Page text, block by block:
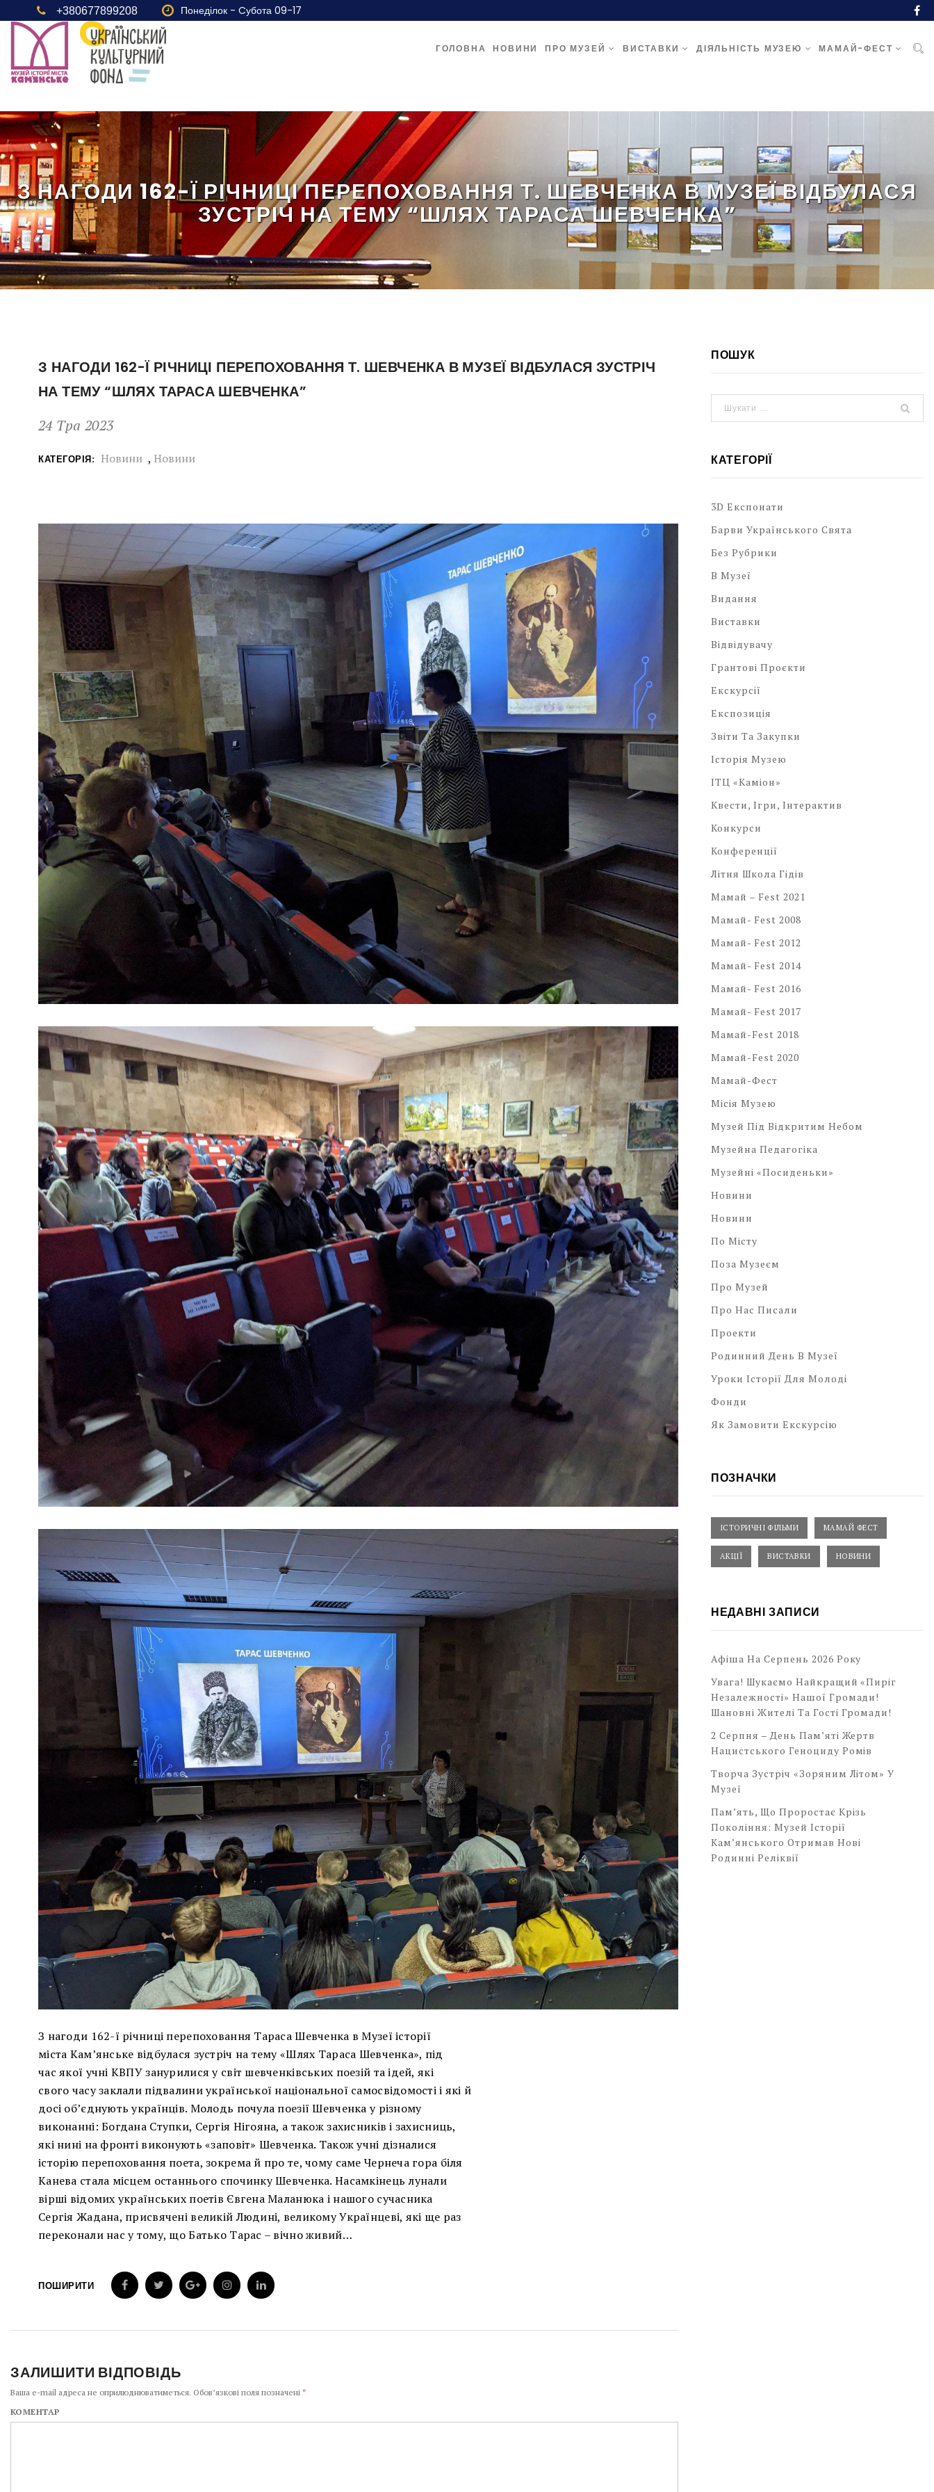
+380677899208 Понеділок - Cубота 09-17
ГОЛОВНА НОВИНИ ПРО МУЗЕЙ ВИСТАВКИ ДІЯЛЬНІСТЬ МУЗЕЮ МАМАЙ-ФЕСТ
З НАГОДИ 162-Ї РІЧНИЦІ ПЕРЕПОХОВАННЯ Т. ШЕВЧЕНКА В МУЗЕЇ ВІДБУЛАСЯ
ЗУСТРІЧ НА ТЕМУ “ШЛЯХ ТАРАСА ШЕВЧЕНКА”
З НАГОДИ 162-Ї РІЧНИЦІ ПЕРЕПОХОВАННЯ Т. ШЕВЧЕНКА В МУЗЕЇ ВІДБУЛАСЯ ЗУСТРІЧ
НА ТЕМУ “ШЛЯХ ТАРАСА ШЕВЧЕНКА”
24 Тра 2023
КАТЕГОРІЯ: Новини , Новини
З нагоди 162-ї річниці перепоховання Тараса Шевченка в Музеї історії
міста Кам’янське відбулася зустріч на тему «Шлях Тараса Шевченка», під
час якої учні КВПУ занурилися у світ шевченківських поезій та ідей, які
свого часу заклали підвалини української національної самосвідомості і які й
досі об’єднують українців. Молодь почула поезії Шевченка у різному
виконанні: Богдана Ступки, Сергія Нігояна, а також захисників і захисниць,
які нині на фронті виконують «заповіт» Шевченка. Також учні дізналися
історію перепоховання поета, зокрема й про те, чому саме Чернеча гора біля
Канева стала місцем останнього спочинку Шевченка. Насамкінець лунали
вірші відомих українських поетів Євгена Маланюка і нашого сучасника
Сергія Жадана, присвячені великій Людині, великому Українцеві, які ще раз
переконали нас у тому, що Батько Тарас – вічно живий…
ПОШИРИТИ
ЗАЛИШИТИ ВІДПОВІДЬ
Ваша e-mail адреса не оприлюднюватиметься. Обов’язкові поля позначені *
КОМЕНТАР
ПОШУК
КАТЕГОРІЇ
3D Експонати
Барви Українського Свята
Без Рубрики
В Музеї
Видання
Виставки
Відвідувачу
Грантові Проєкти
Екскурсії
Експозиція
Звіти Та Закупки
Історія Музею
ІТЦ «Каміон»
Квести, Ігри, Інтерактив
Конкурси
Конференції
Літня Школа Гідів
Мамай – Fest 2021
Мамай- Fest 2008
Мамай- Fest 2012
Мамай- Fest 2014
Мамай- Fest 2016
Мамай- Fest 2017
Мамай-Fest 2018
Мамай-Fest 2020
Мамай-Фест
Місія Музею
Музей Під Відкритим Небом
Музейна Педагогіка
Музейні «посиденьки»
Новини
Новини
По Місту
Поза Музеєм
Про Музей
Про Нас Писали
Проекти
Родинний День В Музеї
Уроки Історії Для Молоді
Фонди
Як Замовити Екскурсію
ПОЗНАЧКИ
ІСТОРИЧНІ ФІЛЬМИ МАМАЙ ФЕСТ
АКЦІЇ ВИСТАВКИ НОВИНИ
НЕДАВНІ ЗАПИСИ
Афіша На Серпень 2026 Року
Увага! Шукаємо Найкращий «Пиріг
Незалежності» Нашої Громади!
Шановні Жителі Та Гості Громади!
2 Серпня – День Пам’яті Жертв
Нацистського Геноциду Ромів
Творча Зустріч «Зоряним Літом» У
Музеї
Пам’ять, Що Проростає Крізь
Покоління: Музей Історії
Кам’янського Отримав Нові
Родинні Реліквії